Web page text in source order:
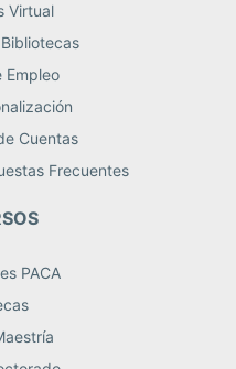
Virtual
Empleo
Cuentas
Frecuentes
PACA